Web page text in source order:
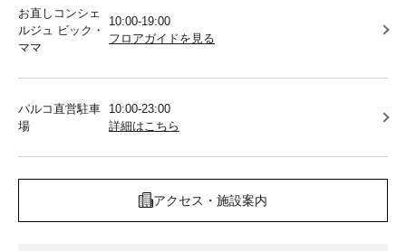
お直しコンシェ
ルジュ ビック・
ママ
10:00-19:00
フロアガイドを見る
パルコ直営駐車
場
10:00-23:00
詳細はこちら
アクセス・施設案内